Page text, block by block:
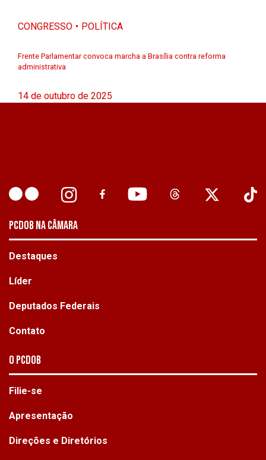
CONGRESSO POLÍTICA
Frente Parlamentar convoca marcha a Brasília contra reforma
administrativa
14 de outubro de 2025
PCDOB NA CÂMARA
Destaques
Líder
Deputados Federais
Contato
O PCdoB
Filie-se
Apresentação
Direções e Diretórios